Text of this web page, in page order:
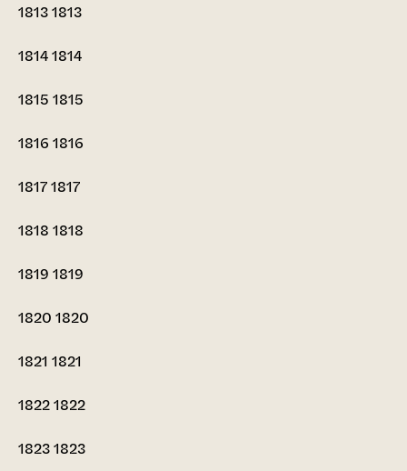
18131813
18141814
1815 1815
1816 1816
18171817
1818 1818
1819 1819
1820 1820
1821 1821
18221822
18231823